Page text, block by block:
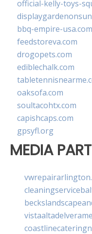
official-kelly-toys-
bbq-empire-usa.com
feedstoreva.com
drogopets.com
ediblechalk.com
oaksofa.com
soultacohtx.com
capishcaps.com
gpsyfl.org
MEDIA